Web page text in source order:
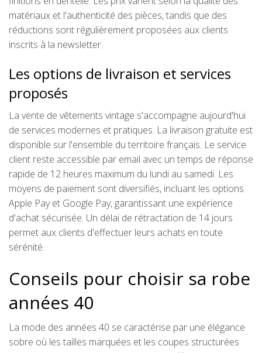
matériaux et l'authenticité des pièces, tandis que des
réductions sont régulièrement proposées aux clients
inscrits à la newsletter.
Les options de livraison et services
proposés
La vente de vêtements vintage s'accompagne aujourd'hui
de services modernes et pratiques. La livraison gratuite est
disponible sur l'ensemble du territoire français. Le service
client reste accessible par email avec un temps de réponse
rapide de 12 heures maximum du lundi au samedi. Les
moyens de paiement sont diversifiés, incluant les options
Apple Pay et Google Pay, garantissant une expérience
d'achat sécurisée. Un délai de rétractation de 14 jours
permet aux clients d'effectuer leurs achats en toute
sérénité.
Conseils pour choisir sa robe
années 40
La mode des années 40 se caractérise par une élégance
sobre où les tailles marquées et les coupes structurées